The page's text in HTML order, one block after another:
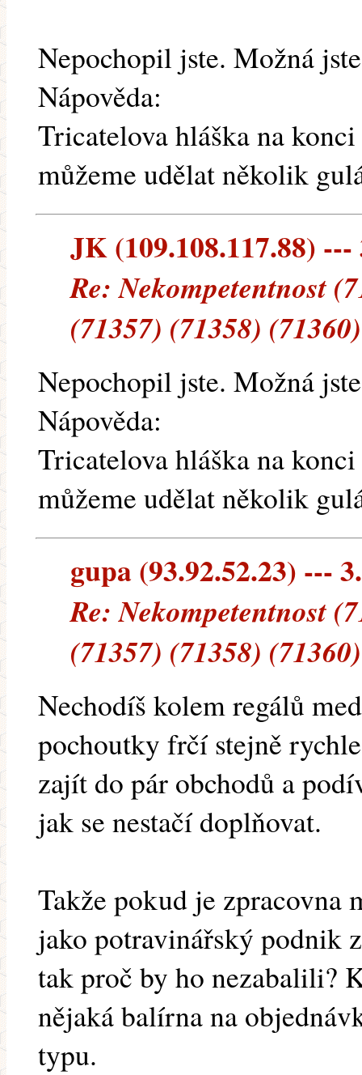
Nepochopil jste. Možná
Nápověda:
Tricatelova hláška na
můžeme udělat několik
JK (109.108.117.88) ---
Re: Nekompetentnost
(71357) (71358)
Nepochopil jste. Možná
Nápověda:
Tricatelova hláška na
můžeme udělat několik
gupa (93.92.52.23) ---
Re: Nekompetentnost
(71357) (71358) (71360)
Nechodíš kolem regálů
pochoutky frčí stejně
zajít do pár obchodů a
jak se nestačí doplňovat.
Takže pokud je zpracovna
jako potravinářský podnik
tak proč by ho nezabalili?
nějaká balírna na
typu.